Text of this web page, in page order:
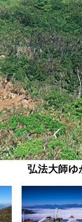
弘法大師ゆ